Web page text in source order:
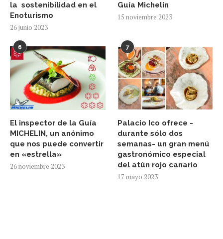
la sostenibilidad en el
Enoturismo
26 junio 2023
Guía Michelín
15 noviembre 2023
6
El inspector de la Guía
MICHELIN, un anónimo
que nos puede convertir
en «estrella»
26 noviembre 2023
7
Palacio Ico ofrece -
durante sólo dos
semanas- un gran menú
gastronómico especial
del atún rojo canario
17 mayo 2023